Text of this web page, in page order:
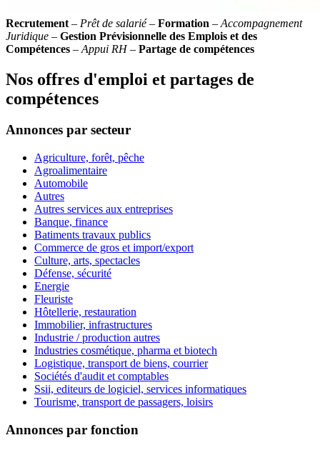
Recrutement – Prêt de salarié– Formation – Accompagnement
Juridique – Gestion Prévisionnelle des Emplois et des
Compétences – Appui RH– Partage de compétences
Nos offres d'emploi et partages de
compétences
Annonces par secteur
Agriculture, forêt, pêche
Agroalimentaire
Automobile
Autres
Autres services aux entreprises
Banque, finance
Batiments travaux publics
Commerce de gros et import/export
Culture, arts, spectacles
Défense, sécurité
Energie
Fleuriste
Hôtellerie, restauration
Immobilier, infrastructures
Industrie / production autres
Industries cosmétique, pharma et biotech
Logistique, transport de biens, courrier
Sociétés d'audit et comptables
Ssii, editeurs de logiciel, services informatiques
Tourisme, transport de passagers, loisirs
Annonces par fonction